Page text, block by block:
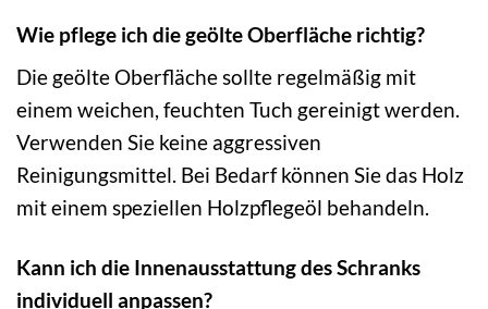
Wie pflege ich die geölte Oberfläche richtig?
Die geölte Oberfläche sollte regelmäßig mit
einem weichen, feuchten Tuch gereinigt werden.
Verwenden Sie keine aggressiven
Reinigungsmittel. Bei Bedarf können Sie das Holz
mit einem speziellen Holzpflegeöl behandeln.
Kann ich die Innenausstattung des Schranks
individuell anpassen?